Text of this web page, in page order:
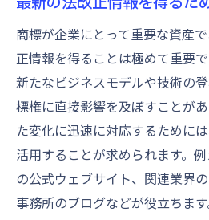
商標が企業にとって重要な資産
正情報を得ることは極めて重要
新たなビジネスモデルや技術の
標権に直接影響を及ぼすことが
た変化に迅速に対応するために
活用することが求められます。
の公式ウェブサイト、関連業界
事務所のブログなどが役立ちま